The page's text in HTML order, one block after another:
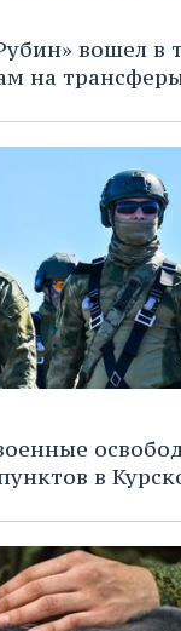
СПОРТА
вошел в
на трансферы
в